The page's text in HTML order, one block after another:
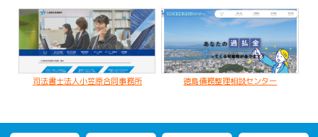
司法書士法人小笠原合同事務所 徳島債務整理相談センター